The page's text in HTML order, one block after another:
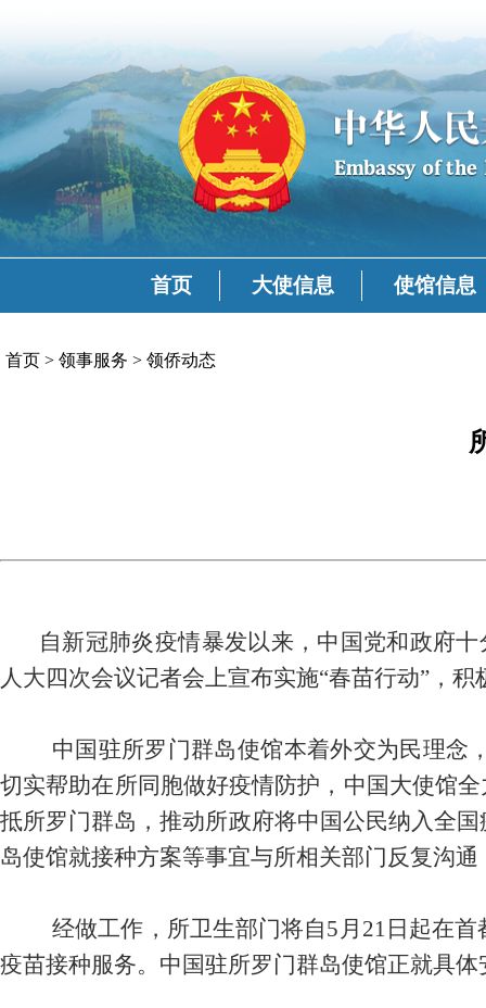
首页 大使信息 使馆信息
首页 > 领事服务 > 领侨动态
自新冠肺炎疫情暴发以来，中国党和政府
人大四次会议记者会上宣布实施“春苗行动”，
中国驻所罗门群岛使馆本着外交为民理念
切实帮助在所同胞做好疫情防护，中国大使馆
抵所罗门群岛 ，推动所政府将中国公民纳入全
岛使馆就接种方案等事宜与所相关部门反复沟
经做工作，所卫生部门将自5月21日起在
疫苗接种服务。 中国驻所罗门群岛使馆正就具体